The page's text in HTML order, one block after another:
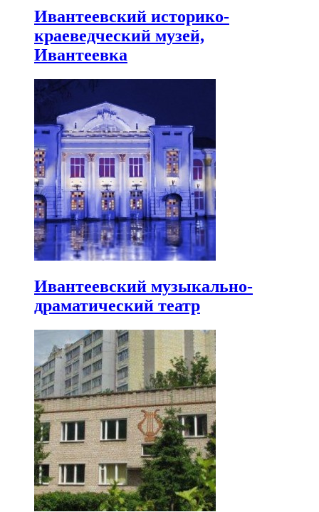
Ивантеевский историко-
краеведческий музей,
Ивантеевка
Ивантеевский музыкально-
драматический театр